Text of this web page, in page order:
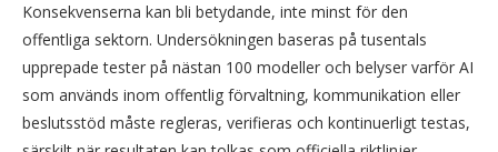
Konsekvenserna kan bli betydande, inte minst för den
offentliga sektorn. Undersökningen baseras på tusentals
upprepade tester på nästan 100 modeller och belyser varför AI
som används inom offentlig förvaltning, kommunikation eller
beslutsstöd måste regleras, verifieras och kontinuerligt testas,